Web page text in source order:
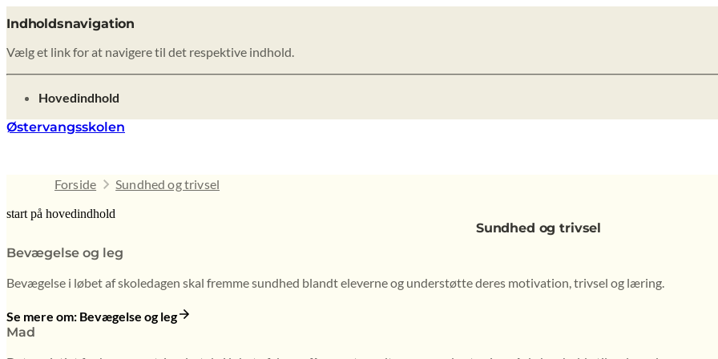
Indholdsnavigation
Vælg et link for at navigere til det respektive indhold.
gå til
Hovedindhold
Østervangsskolen
Forside Sundhed og trivsel
start på hovedindhold
Sundhed og trivselsenest opdateret 9. februar 2026
Bevægelse og leg
Bevægelse i løbet af skoledagen skal fremme sundhed blandt eleverne og understøtte deres motivation, trivsel og læring.
Se mere om: Bevægelse og leg
Mad